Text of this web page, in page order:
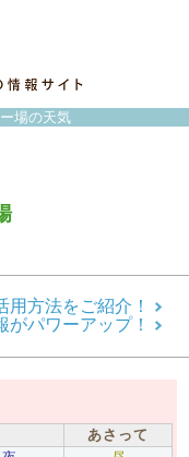
場の天気
方法をご紹介！
パワーアップ！
あさって